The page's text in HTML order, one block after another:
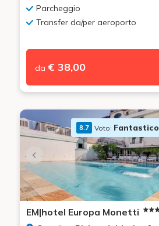
Parcheggio
Transfer da/per aeroporto
da € 38,00
8.7 Voto: Fantastico
EM|hotel Europa Monetti